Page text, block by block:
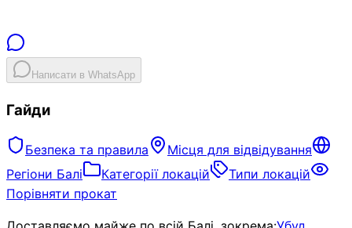
Написати в WhatsApp
Гайди
Безпека та правила
Місця для відвідування
Регіони Балі
Категорії локацій
Типи локацій
Порівняти прокат